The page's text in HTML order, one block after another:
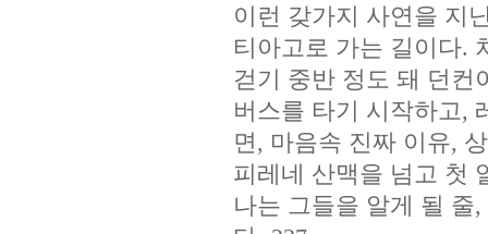
이런 갖가지 사연을 지
티아고로 가는 길이다.
걷기 중반 정도 돼 던컨
버스를 타기 시작하고,
면, 마음속 진짜 이유,
피레네 산맥을 넘고 첫
나는 그들을 알게 될 줄